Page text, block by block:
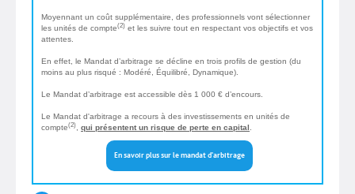
Moyennant un coût supplémentaire, des professionnels vont sélectionner
les unités de compte(2) et les suivre tout en respectant vos objectifs et vos
attentes.
En effet, le Mandat d’arbitrage se décline en trois profils de gestion (du
moins au plus risqué : Modéré, Équilibré, Dynamique).
Le Mandat d’arbitrage est accessible dès 1 000 € d’encours.
Le Mandat d'arbitrage a recours à des investissements en unités de
compte(2) qui présentent un risque de perte en capital
En savoir plus sur le mandat d'arbitrage